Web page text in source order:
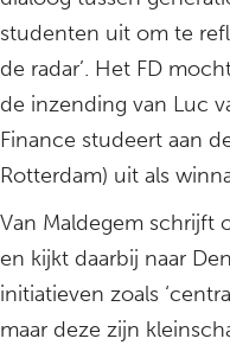
studenten uit om te
de radar’. Het FD
de inzending van Luc
Finance studeert aan
Rotterdam) uit als
Van Maldegem schrijft
en kijkt daarbij naar
initiatieven zoals
maar deze zijn